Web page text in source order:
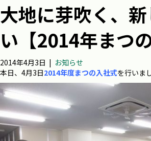
大地に芽吹く、
い【2014年まつ
2014年4月3日 | お知らせ
本日、4月3日2014年度まつの入社式を行いま